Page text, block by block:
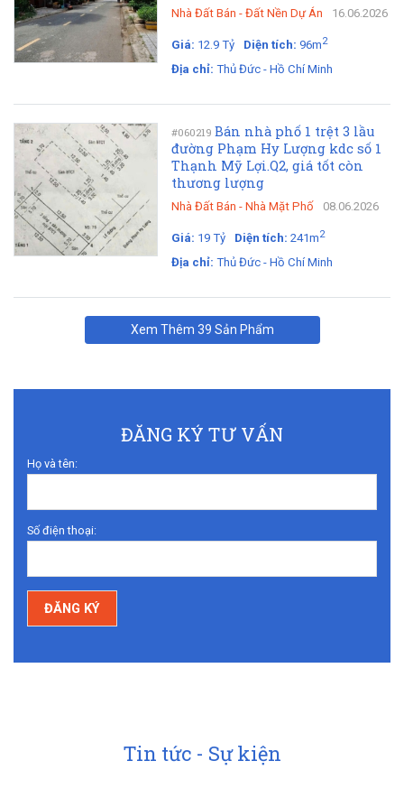
Nhà Đất Bán - Đất Nền Dự Án 16.06.2026
Giá: 12.9 Tỷ Diện tích: 96m2
Địa chỉ: Thủ Đức - Hồ Chí Minh
#060219 Bán nhà phố 1 trệt 3 lầu
đường Phạm Hy Lượng kdc số 1
Thạnh Mỹ Lợi.Q2, giá tốt còn
thương lượng
Nhà Đất Bán - Nhà Mặt Phố 08.06.2026
Giá: 19 Tỷ Diện tích: 241m2
Địa chỉ: Thủ Đức - Hồ Chí Minh
Xem Thêm 39 Sản Phẩm
ĐĂNG KÝ TƯ VẤN
Họ và tên:
Số điện thoại:
Tin tức - Sự kiện